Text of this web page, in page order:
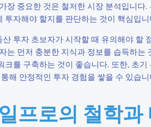
장 중요한 것은 철저한 시장 분석입니
투자해야 할지를 판단하는 것이 핵심입
투자 초보자가 시작할 때 유의해야 할
는 먼저 충분한 지식과 정보를 습득하
크를 구축하는 것이 좋습니다. 또한, 초
해 안정적인 투자 경험을 쌓을 수 있습니
프로의 철학과